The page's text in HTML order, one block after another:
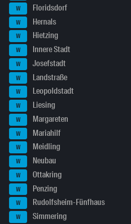
W Floridsdorf
W Hernals
W Hietzing
W Innere Stadt
W Josefstadt
W Landstraße
W Leopoldstadt
W Liesing
W Margareten
W Mariahilf
W Meidling
W Neubau
W Ottakring
W Penzing
W Rudolfsheim-Fünfhaus
W Simmering